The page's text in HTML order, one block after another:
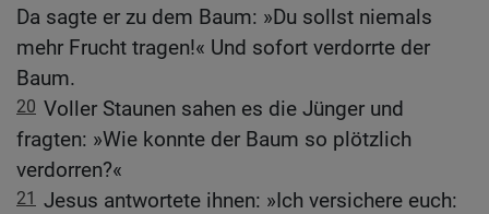
Da sagte er zu dem Baum: »Du sollst niemals
mehr Frucht tragen!« Und sofort verdorrte der
Baum.
20 Voller Staunen sahen es die Jünger und
fragten: »Wie konnte der Baum so plötzlich
verdorren?«
21 Jesus antwortete ihnen: »Ich versichere euch: